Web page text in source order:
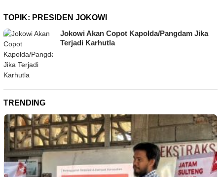
TOPIK: PRESIDEN JOKOWI
Jokowi Akan Copot Kapolda/Pangdam Jika
Terjadi Karhutla
TRENDING